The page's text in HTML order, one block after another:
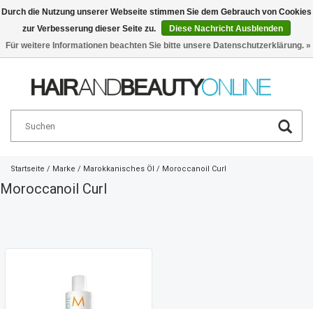
Deutsch €
Startseite / Marke / Marokkanisches Öl / Moroccanoil Curl
Moroccanoil Curl
Durch die Nutzung unserer Webseite stimmen Sie dem Gebrauch von Cookies
zur Verbesserung dieser Seite zu.
Diese Nachricht Ausblenden
Für weitere Informationen beachten Sie bitte unsere Datenschutzerklärung. »